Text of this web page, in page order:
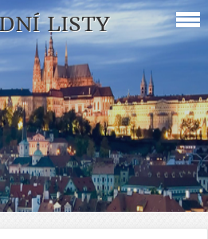
LISTY